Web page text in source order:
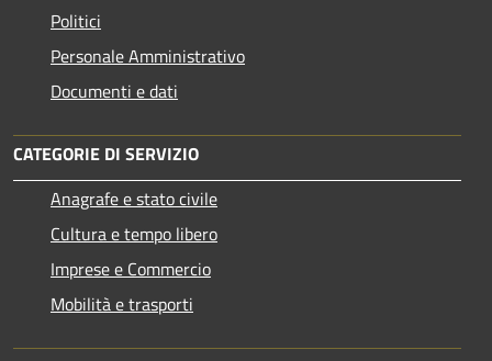
Politici
Personale Amministrativo
Documenti e dati
CATEGORIE DI SERVIZIO
Anagrafe e stato civile
Cultura e tempo libero
Imprese e Commercio
Mobilità e trasporti